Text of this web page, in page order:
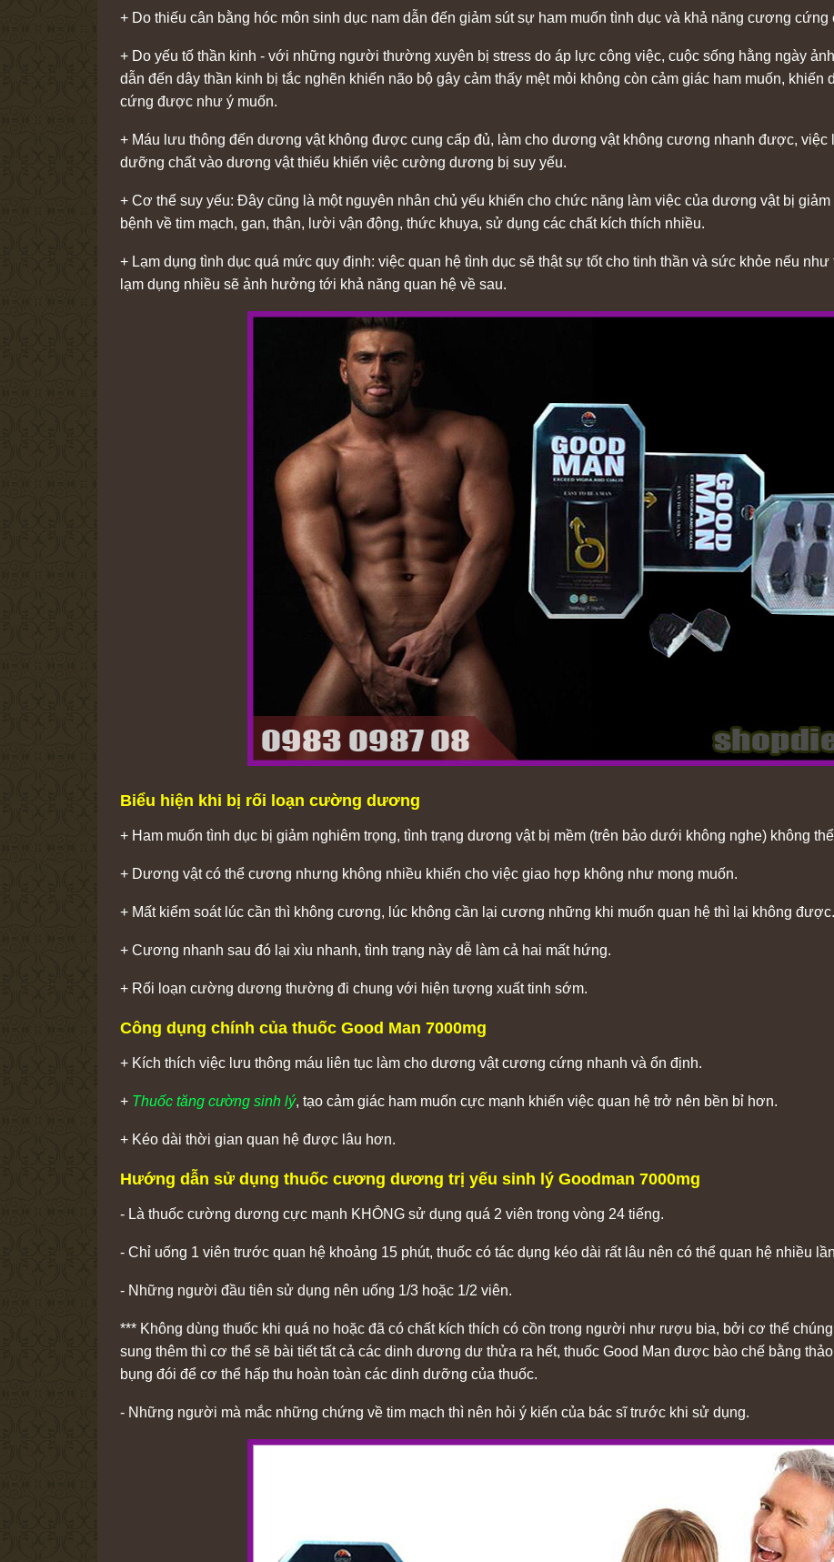
+ Do thiếu cân bằng hóc môn sinh dục nam dẫn đến giảm sút sự ham muốn tình dục và khả năng cương
+ Do yếu tố thần kinh - với những người thường xuyên bị stress do áp lực công việc, cuộc sống hằng ngày
dẫn đến dây thần kinh bị tắc nghẽn khiến não bộ gây cảm thấy mệt mỏi không còn cảm giác ham muốn,
cứng được như ý muốn.
+ Máu lưu thông đến dương vật không được cung cấp đủ, làm cho dương vật không cương nhanh được, việc
dưỡng chất vào dương vật thiếu khiến việc cường dương bị suy yếu.
+ Cơ thể suy yếu: Đây cũng là một nguyên nhân chủ yếu khiến cho chức năng làm việc của dương vật bị
bệnh về tim mạch, gan, thận, lười vận động, thức khuya, sử dụng các chất kích thích nhiều.
+ Lạm dụng tình dục quá mức quy định: việc quan hệ tình dục sẽ thật sự tốt cho tinh thần và sức khỏe nếu
lạm dụng nhiều sẽ ảnh hưởng tới khả năng quan hệ về sau.
Biểu hiện khi bị rối loạn cường dương
+ Ham muốn tình dục bị giảm nghiêm trọng, tình trạng dương vật bị mềm (trên bảo dưới không nghe) không
+ Dương vật có thể cương nhưng không nhiều khiến cho việc giao hợp không như mong muốn.
+ Mất kiểm soát lúc cần thì không cương, lúc không cần lại cương những khi muốn quan hệ thì lại không được.
+ Cương nhanh sau đó lại xìu nhanh, tình trạng này dễ làm cả hai mất hứng.
+ Rối loạn cường dương thường đi chung với hiện tượng xuất tinh sớm.
Công dụng chính của thuốc Good Man 7000mg
+ Kích thích việc lưu thông máu liên tục làm cho dương vật cương cứng nhanh và ổn định.
+ Thuốc tăng cường sinh lý, tạo cảm giác ham muốn cực mạnh khiến việc quan hệ trở nên bền bỉ hơn.
+ Kéo dài thời gian quan hệ được lâu hơn.
Hướng dẫn sử dụng thuốc cương dương trị yếu sinh lý Goodman 7000mg
- Là thuốc cường dương cực mạnh KHÔNG sử dụng quá 2 viên trong vòng 24 tiếng.
- Chỉ uống 1 viên trước quan hệ khoảng 15 phút, thuốc có tác dụng kéo dài rất lâu nên có thể quan hệ nhiều
- Những người đầu tiên sử dụng nên uống 1/3 hoặc 1/2 viên.
*** Không dùng thuốc khi quá no hoặc đã có chất kích thích có cồn trong người như rượu bia, bởi cơ thể
sung thêm thì cơ thể sẽ bài tiết tất cả các dinh dương dư thửa ra hết, thuốc Good Man được bào chế bằng
bụng đói để cơ thể hấp thu hoàn toàn các dinh dưỡng của thuốc.
- Những người mà mắc những chứng về tim mạch thì nên hỏi ý kiến của bác sĩ trước khi sử dụng.